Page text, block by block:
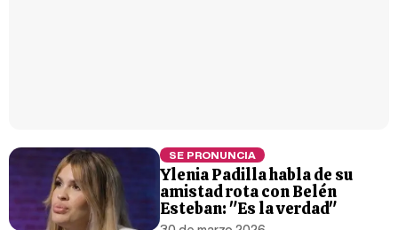
SE PRONUNCIA
Ylenia Padilla habla de su
amistad rota con Belén
Esteban: "Es la verdad"